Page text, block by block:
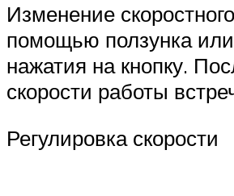
Изменение
помощью ползунка
нажатия на кнопку.
скорости работы
Регулировка скорости